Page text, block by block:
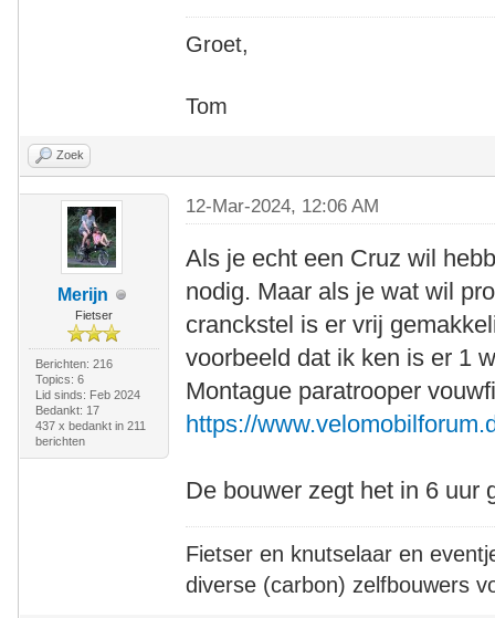
Groet,
Tom
Zoek
Merijn
Fietser
Berichten: 216
Topics: 6
Lid sinds: Feb 2024
Bedankt: 17
437 x bedankt in 211
berichten
12-Mar-2024, 12:06 AM
Als je echt een Cruz wil
nodig. Maar als je wat wil
cranckstel is er vrij
voorbeeld dat ik ken is er 1
Montague paratrooper
https://
De bouwer zegt het in 6 uur
Fietser en knutselaar en
diverse (carbon) zelfbouwers